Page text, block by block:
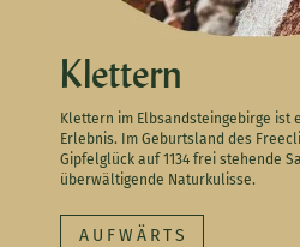
Klettern
Klettern im Elbsandsteingebirge ist
Erlebnis. Im Geburtsland des
Gipfelglück auf 1134 frei stehende
überwältigende Naturkulisse.
AUFWÄRTS